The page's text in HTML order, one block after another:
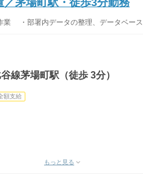
業 ・部署内データの整理、データベー
線茅場町駅（徒歩 3分）
額支給
もっと見る